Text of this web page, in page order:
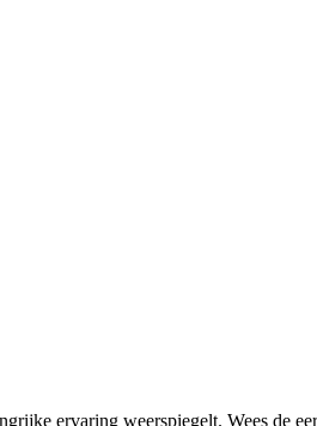
ervaring weerspiegelt. Wees de